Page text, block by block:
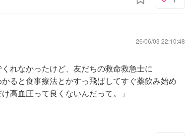
26/06/03 22:10:48
れなかったけど、友だちの救命救急士に
ると食事療法とかすっ飛ばしてすぐ薬飲み始め
高血圧って良くないんだって。」